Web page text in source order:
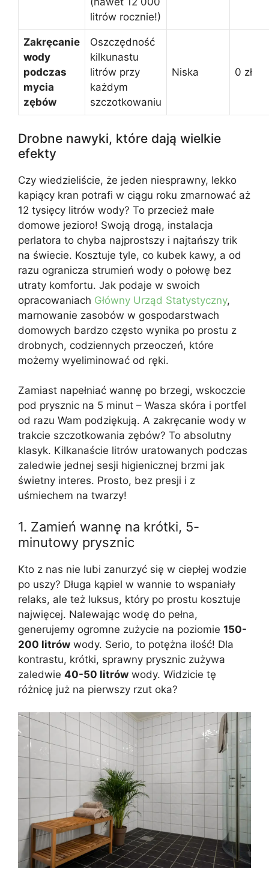
litrów rocznie!)
Zakręcanie
wody
podczas
mycia
zębów
Oszczędność
kilkunastu
litrów przy
każdym
szczotkowaniu
Niska 0 zł
Drobne nawyki, które dają wielkie
efekty
Czy wiedzieliście, że jeden niesprawny, lekko
kapiący kran potrafi w ciągu roku zmarnować aż
12 tysięcy litrów wody? To przecież małe
domowe jezioro! Swoją drogą, instalacja
perlatora to chyba najprostszy i najtańszy trik
na świecie. Kosztuje tyle, co kubek kawy, a od
razu ogranicza strumień wody o połowę bez
utraty komfortu. Jak podaje w swoich
opracowaniach Główny Urząd Statystyczny,
marnowanie zasobów w gospodarstwach
domowych bardzo często wynika po prostu z
drobnych, codziennych przeoczeń, które
możemy wyeliminować od ręki.
Zamiast napełniać wannę po brzegi, wskoczcie
pod prysznic na 5 minut – Wasza skóra i portfel
od razu Wam podziękują. A zakręcanie wody w
trakcie szczotkowania zębów? To absolutny
klasyk. Kilkanaście litrów uratowanych podczas
zaledwie jednej sesji higienicznej brzmi jak
świetny interes. Prosto, bez presji i z
uśmiechem na twarzy!
1. Zamień wannę na krótki, 5-
minutowy prysznic
Kto z nas nie lubi zanurzyć się w ciepłej wodzie
po uszy? Długa kąpiel w wannie to wspaniały
relaks, ale też luksus, który po prostu kosztuje
najwięcej. Nalewając wodę do pełna,
generujemy ogromne zużycie na poziomie 150-
200 litrów wody. Serio, to potężna ilość! Dla
kontrastu, krótki, sprawny prysznic zużywa
zaledwie 40-50 litrów wody. Widzicie tę
różnicę już na pierwszy rzut oka?